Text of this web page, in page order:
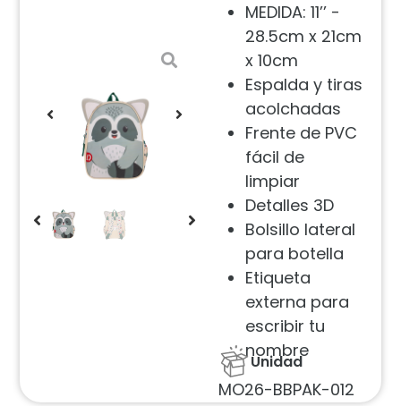
MEDIDA: 11’’ -
28.5cm x 21cm
x 10cm
Espalda y tiras
acolchadas
Frente de PVC
fácil de
limpiar
Detalles 3D
Bolsillo lateral
para botella
Etiqueta
externa para
escribir tu
nombre
Unidad
MO26-BBPAK-012